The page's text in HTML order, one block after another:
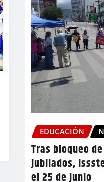
EDUCACIÓN
Tras bloqueo
jubilados,
el 25 de junio